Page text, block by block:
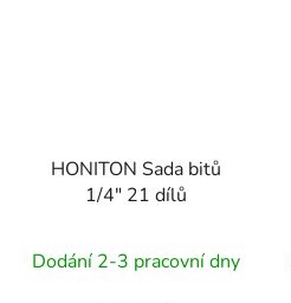
HONITON Sada bitů
1/4" 21 dílů
Dodání 2-3 pracovní dny